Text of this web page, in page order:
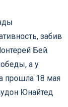
забив
Бей.
а у
прошла 18 мая
Юнайтед